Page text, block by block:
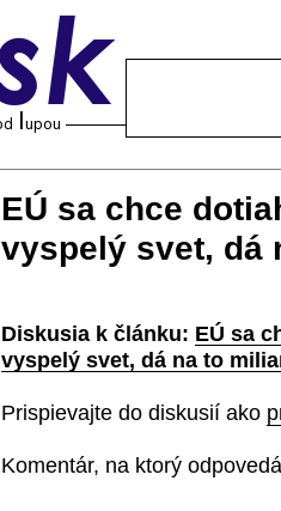
EÚ sa chce
vyspelý svet, dá
Diskusia k článku: EÚ sa
vyspelý svet, dá na to
Prispievajte do diskusií ako
Komentár, na ktorý